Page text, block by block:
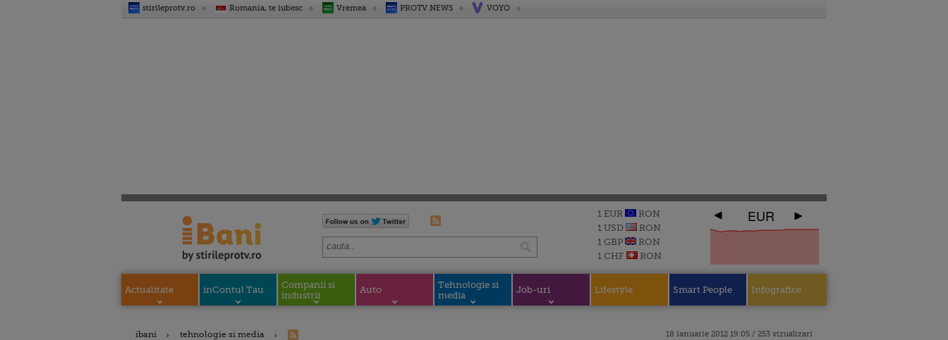
stirileprotv.ro Romania, te iubesc Vremea PROTV NEWS VOYO
1 EUR
RON
1 USD
RON
1 GBP
RON
1 CHF
RON
EUR
Actualitate inContul Tau
Companii si
industrii
Auto
Tehnologie si
media
Job-uri Lifestyle Smart People Infografice
ibani tehnologie si media 18 ianuarie 2012 19:05 / 253 vizualizari